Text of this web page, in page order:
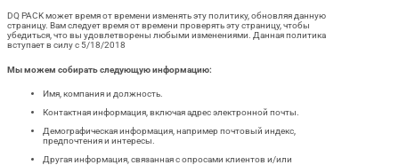
DQ PACK может время от времени изменять эту политику, обновляя данную
страницу. Вам следует время от времени проверять эту страницу, чтобы
убедиться, что вы удовлетворены любыми изменениями. Данная политика
вступает в силу с 5/18/2018
Мы можем собирать следующую информацию:
Имя, компания и должность.
Контактная информация, включая адрес электронной почты.
Демографическая информация, например почтовый индекс,
предпочтения и интересы.
Другая информация, связанная с опросами клиентов и/или